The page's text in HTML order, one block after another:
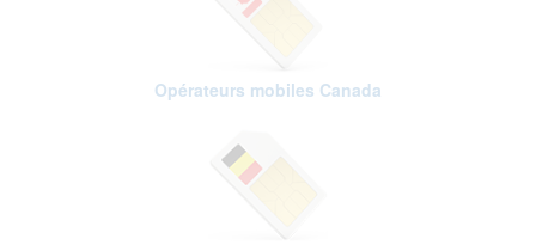
Opérateurs mobiles Canada